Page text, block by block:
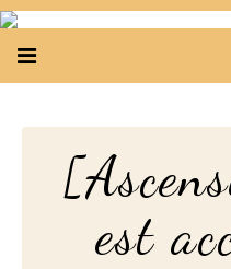
est